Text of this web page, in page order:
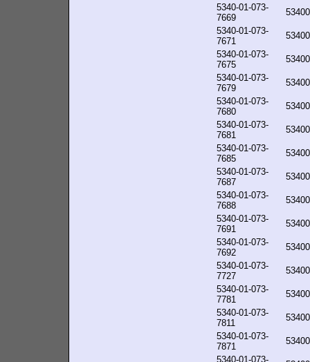
5340-01-073-
7669
5340-01-073-
7671
5340-01-073-
7675
5340-01-073-
7679
5340-01-073-
7680
5340-01-073-
7681
5340-01-073-
7685
5340-01-073-
7687
5340-01-073-
7688
5340-01-073-
7691
5340-01-073-
7692
5340-01-073-
7727
5340-01-073-
7781
5340-01-073-
7811
5340-01-073-
7871
5340-01-073-